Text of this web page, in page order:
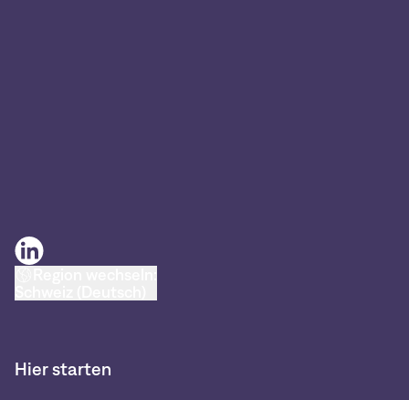
Hier starten